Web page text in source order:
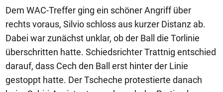
Dem WAC-Treffer ging ein schöner Angriff über
rechts voraus, Silvio schloss aus kurzer Distanz ab.
Dabei war zunächst unklar, ob der Ball die Torlinie
überschritten hatte. Schiedsrichter Trattnig entschied
darauf, dass Cech den Ball erst hinter der Linie
gestoppt hatte. Der Tscheche protestierte danach